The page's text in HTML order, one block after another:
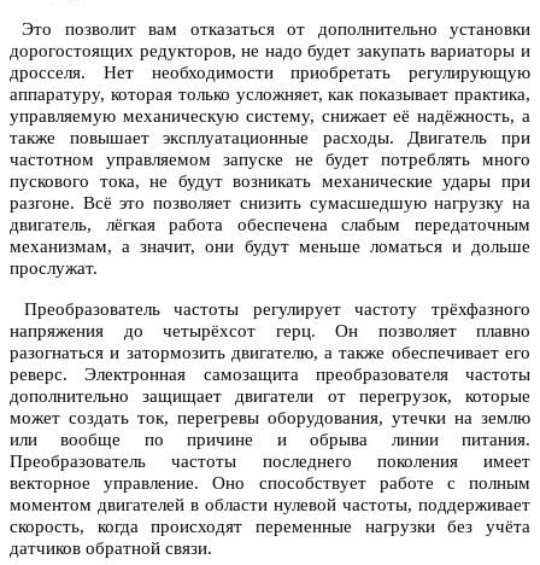
Это позволит вам отказаться от дополнительно установки
дорогостоящих редукторов, не надо будет закупать вариаторы и
дросселя. Нет необходимости приобретать регулирующую
аппаратуру, которая только усложняет, как показывает практика,
управляемую механическую систему, снижает её надёжность, а
также повышает эксплуатационные расходы. Двигатель при
частотном управляемом запуске не будет потреблять много
пускового тока, не будут возникать механические удары при
разгоне. Всё это позволяет снизить сумасшедшую нагрузку на
двигатель, лёгкая работа обеспечена слабым передаточным
механизмам, а значит, они будут меньше ломаться и дольше
прослужат.
Преобразователь частоты регулирует частоту трёхфазного
напряжения до четырёхсот герц. Он позволяет плавно
разогнаться и затормозить двигателю, а также обеспечивает его
реверс. Электронная самозащита преобразователя частоты
дополнительно защищает двигатели от перегрузок, которые
может создать ток, перегревы оборудования, утечки на землю
или вообще по причине и обрыва линии питания.
Преобразователь частоты последнего поколения имеет
векторное управление. Оно способствует работе с полным
моментом двигателей в области нулевой частоты, поддерживает
скорость, когда происходят переменные нагрузки без учёта
датчиков обратной связи.